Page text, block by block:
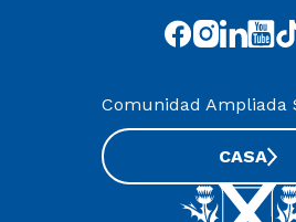
Comunidad Ampliada
CASA